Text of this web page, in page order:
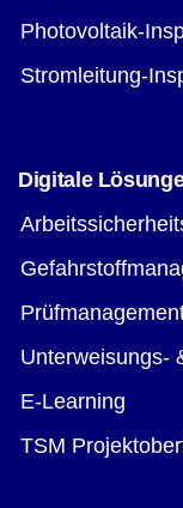
Photovoltaik-
Stromleitung-
Digitale
Unterweisungs-
E-Learning
TSM